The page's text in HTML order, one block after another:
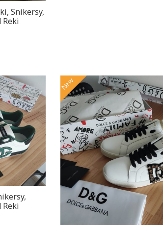
Snikersy,
Reki
Reki
New